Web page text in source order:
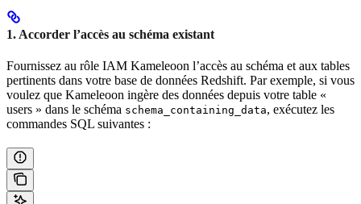
1. Accorder l’accès au schéma existant
Fournissez au rôle IAM Kameleoon l’accès au schéma et aux tables
pertinents dans votre base de données Redshift. Par exemple, si vous
voulez que Kameleoon ingère des données depuis votre table «
users » dans le schéma schema_containing_data, exécutez les
commandes SQL suivantes :